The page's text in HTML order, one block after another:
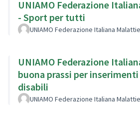
UNIAMO Federazione
- Sport per tutti
UNIAMO Federazione Italiana
UNIAMO Federazione
buona prassi per
disabili
UNIAMO Federazione Italiana